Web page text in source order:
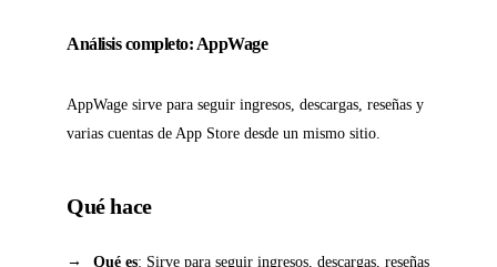
Análisis completo: AppWage
AppWage sirve para seguir ingresos, descargas, reseñas y
varias cuentas de App Store desde un mismo sitio.
Qué hace
Qué es: Sirve para seguir ingresos, descargas, reseñas